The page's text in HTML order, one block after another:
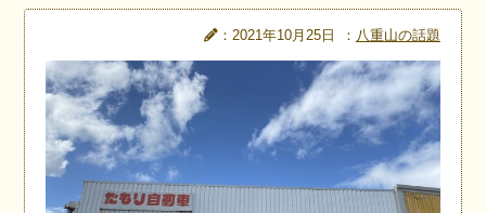
： 八重山の話題
：2021年10月25日